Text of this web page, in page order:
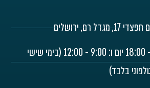
17, מגדל רם, ירושלים
יום א - ה: 9:00 - 18:00 יום ו: 9:00 - 12:00 (בימי שישי
בלבד)